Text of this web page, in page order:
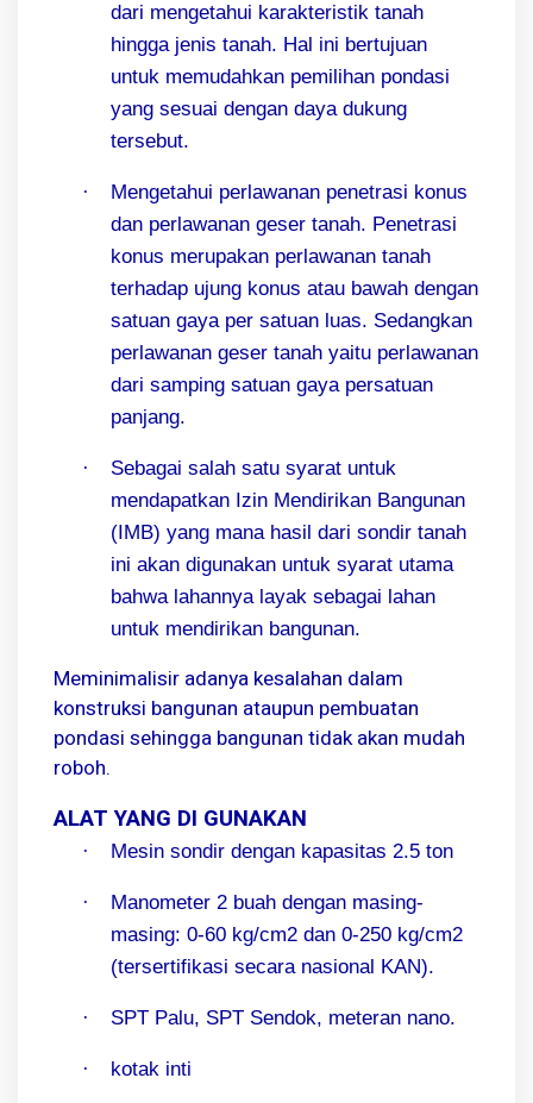
dari mengetahui karakteristik tanah
hingga jenis tanah. Hal ini bertujuan
untuk memudahkan pemilihan pondasi
yang sesuai dengan daya dukung
tersebut.
·
Mengetahui perlawanan penetrasi konus
dan perlawanan geser tanah. Penetrasi
konus merupakan perlawanan tanah
terhadap ujung konus atau bawah dengan
satuan gaya per satuan luas. Sedangkan
perlawanan geser tanah yaitu perlawanan
dari samping satuan gaya persatuan
panjang.
·
Sebagai salah satu syarat untuk
mendapatkan Izin Mendirikan Bangunan
(IMB) yang mana hasil dari sondir tanah
ini akan digunakan untuk syarat utama
bahwa lahannya layak sebagai lahan
untuk mendirikan bangunan.
Meminimalisir adanya kesalahan dalam
konstruksi bangunan ataupun pembuatan
pondasi sehingga bangunan tidak akan mudah
roboh.
ALAT YANG DI GUNAKAN
· Mesin sondir dengan kapasitas 2.5 ton
·
Manometer 2 buah dengan masing-
masing: 0-60 kg/cm2 dan 0-250 kg/cm2
(tersertifikasi secara nasional KAN).
· SPT Palu, SPT Sendok, meteran nano.
· kotak inti